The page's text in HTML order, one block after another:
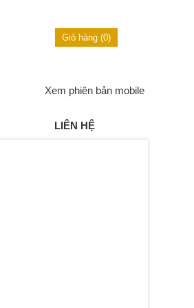
Giỏ hàng (0)
Xem phiên bản mobile
LIÊN HỆ